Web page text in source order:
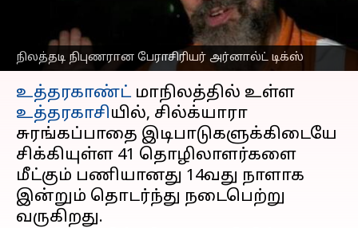
நிலத்தடி நிபுணரான பேராசிரியர் அர்னால்ட் டிக்ஸ்
Nov 25, 2023 12:58 pm
செய்தி முன்னோட்டம்
உத்தரகாண்ட் மாநிலத்தில் உள்ள
உத்தரகாசியில், சில்க்யாரா
சுரங்கப்பாதை இடிபாடுகளுக்கிடையே
சிக்கியுள்ள 41 தொழிலாளர்களை
மீட்கும் பணியானது 14வது நாளாக
இன்றும் தொடர்ந்து நடைபெற்று
வருகிறது.